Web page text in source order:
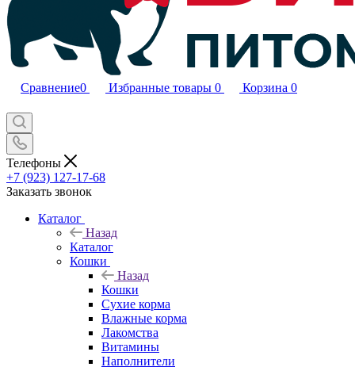
Сравнение0 Избранные товары 0 Корзина 0
Телефоны
+7 (923) 127-17-68
Заказать звонок
Каталог
Назад
Каталог
Кошки
Назад
Кошки
Сухие корма
Влажные корма
Лакомства
Витамины
Наполнители